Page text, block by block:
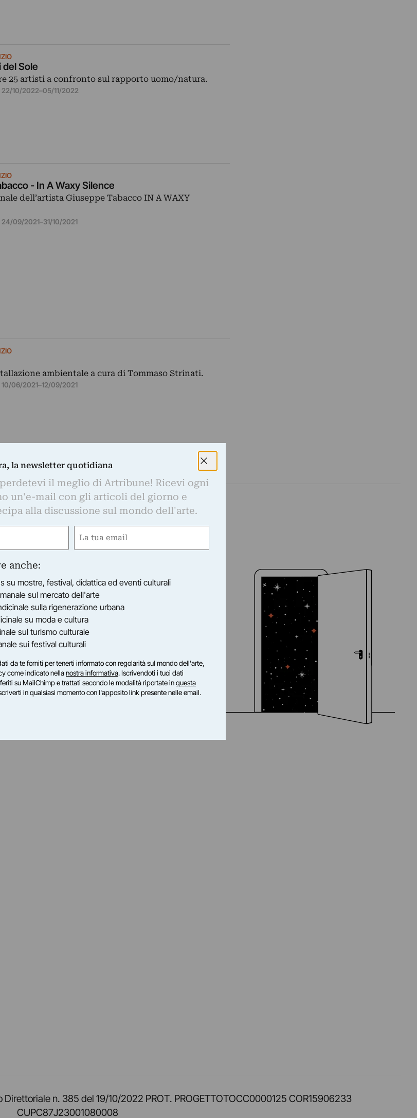
del Sole
25 artisti a confronto sul rapporto uomo/natura.
22/10/2022–05/11/2022
- In A Waxy Silence
dell’artista Giuseppe Tabacco IN A WAXY
24/09/2021–31/10/2021
ambientale a cura di Tommaso Strinati.
10/06/2021–12/09/2021
n. 385 del 19/10/2022 PROT. PROGETTOTOCC0000125 COR15906233
CUPC87J23001080008
la newsletter quotidiana
il meglio di Artribune! Ricevi ogni
un'e-mail con gli articoli del giorno e
alla discussione sul mondo dell'arte.
Email
anche:
su mostre, festival, didattica ed eventi culturali
sul mercato dell'arte
sulla rigenerazione urbana
su moda e cultura
sul turismo culturale
sui festival culturali
da te forniti per tenerti informato con regolarità sul mondo dell'arte,
come indicato nellanostra informativa. Iscrivendoti i tuoi dati
su MailChimp e trattati secondo le modalità riportate inquesta
in qualsiasi momento con l'apposito link presente nelle email.